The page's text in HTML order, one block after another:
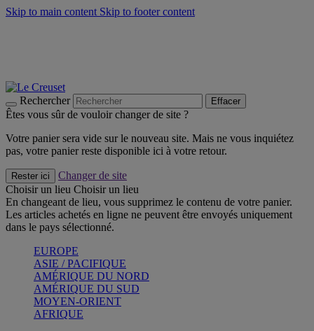
Skip to main content Skip to footer content
Rechercher Effacer
Êtes vous sûr de vouloir changer de site ?
Votre panier sera vide sur le nouveau site. Mais ne vous inquiétez
pas, votre panier reste disponible ici à votre retour.
Rester ici
Changer de site
Choisir un lieu Choisir un lieu
En changeant de lieu, vous supprimez le contenu de votre panier.
Les articles achetés en ligne ne peuvent être envoyés uniquement
dans le pays sélectionné.
EUROPE
ASIE / PACIFIQUE
AMÉRIQUE DU NORD
AMÉRIQUE DU SUD
MOYEN-ORIENT
AFRIQUE